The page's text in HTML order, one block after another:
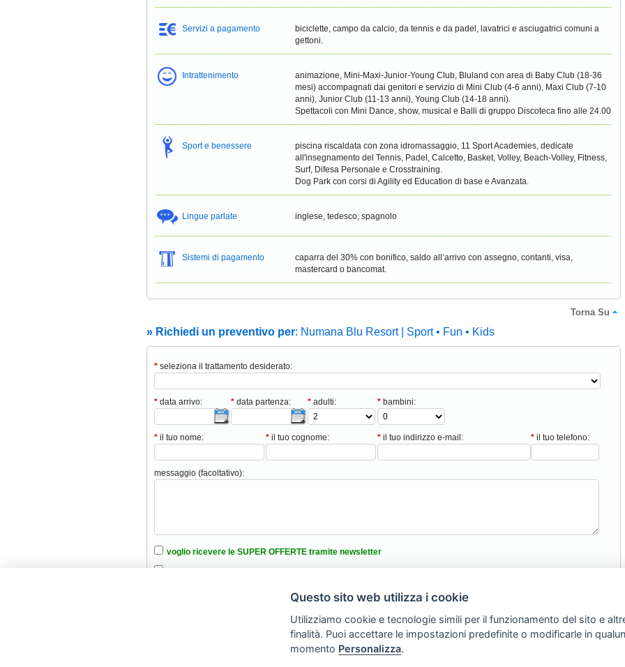
Servizi a pagamento
biciclette, campo da calcio, da tennis e da padel, lavatrici e asciugatrici comuni a
gettoni.
Intrattenimento
animazione, Mini-Maxi-Junior-Young Club, Bluland con area di Baby Club (18-36
mesi) accompagnati dai genitori e servizio di Mini Club (4-6 anni), Maxi Club (7-10
anni), Junior Club (11-13 anni), Young Club (14-18 anni).
Spettacoli con Mini Dance, show, musical e Balli di gruppo Discoteca fino alle 24.00
Sport e benessere
piscina riscaldata con zona idromassaggio, 11 Sport Academies, dedicate
all'insegnamento del Tennis, Padel, Calcetto, Basket, Volley, Beach-Volley, Fitness,
Surf, Difesa Personale e Crosstraining.
Dog Park con corsi di Agility ed Education di base e Avanzata.
Lingue parlate inglese, tedesco, spagnolo
Sistemi di pagamento
caparra del 30% con bonifico, saldo all’arrivo con assegno, contanti, visa,
mastercard o bancomat.
Torna Su
» Richiedi un preventivo per: Numana Blu Resort | Sport • Fun • Kids
*seleziona il trattamento desiderato:
*data arrivo: *data partenza: *adulti: *bambini:
*il tuo nome: *il tuo cognome: *il tuo indirizzo e-mail: *il tuo telefono:
messaggio (facoltativo):
voglio ricevere le SUPER OFFERTE tramite newsletter
ho letto e accettato le condizioni nell’informativa sulla privacy
Torna Su
Questo sito web utilizza i cookie
Utilizziamo cookie e tecnologie simili per il funzionamento del sito e
finalità. Puoi accettare le impostazioni predefinite o modificarle in
momento Personalizza.